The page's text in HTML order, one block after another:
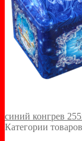
синий конгрев
Категории товаров